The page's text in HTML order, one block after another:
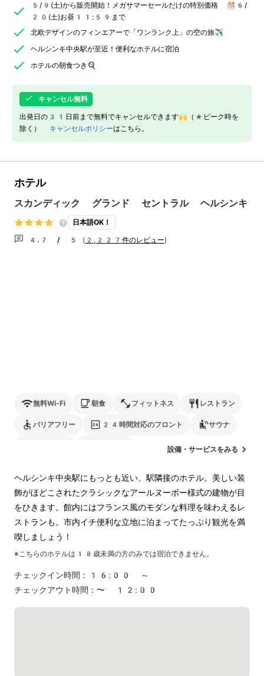
5/9(土)から販売開始！メガサマーセールだけの特別価格 🎊6/
20(土)お昼11:59まで
北欧デザインのフィンエアーで「ワンランク上」の空の旅✈️
ヘルシンキ中央駅が至近！便利なホテルに宿泊
ホテルの朝食つき🍳
キャンセル無料
出発日の31日前まで無料でキャンセルできます🙌（*ピーク時を
除く） キャンセルポリシーはこちら。
ホテル
スカンディック グランド セントラル ヘルシンキ
日本語OK！
4.7 / 5 ( 2,227件のレビュー)
無料Wi-Fi 朝食 フィットネス レストラン
バリアフリー 24時間対応のフロント サウナ
設備・サービスをみる
ヘルシンキ中央駅にもっとも近い、駅隣接のホテル。美しい装
飾がほどこされたクラシックなアールヌーボー様式の建物が目
をひきます。館内にはフランス風のモダンな料理を味わえるレ
ストランも。市内イチ便利な立地に泊まってたっぷり観光を満
喫しましょう！
※こちらのホテルは 18 歳未満の方のみでは宿泊できません。
チェックイン時間：
16:00 ～
チェックアウト時間： 〜 12:00